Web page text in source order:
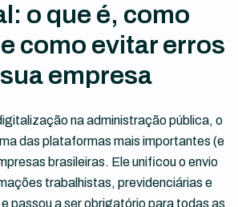
o que é, como
como evitar erros
empresa
na administração pública, o
das plataformas mais importantes (e
brasileiras. Ele unificou o envio
trabalhistas, previdenciárias e
passou a ser obrigatório para todas as